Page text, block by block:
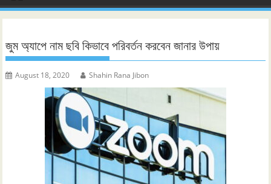
জুম অ্যাপে নাম ছবি কিভাবে পরিবর্তন করবেন জানার উপায়
August 18, 2020 Shahin Rana Jibon